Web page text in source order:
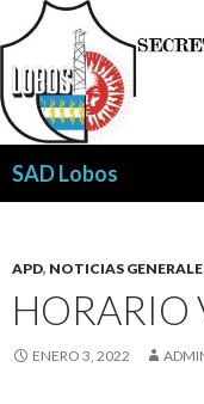
SAD Lobos
APD, NOTICIAS
HORARIO
ENERO 3, 2022